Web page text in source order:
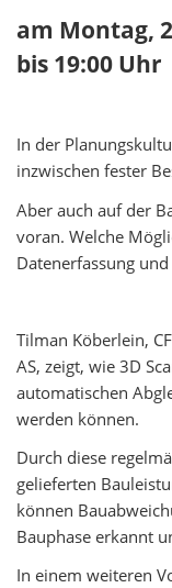
am Montag,
bis 19:00 Uhr
In der
inzwischen fester
Aber auch auf der
voran. Welche
Datenerfassung und
Tilman Köberlein,
AS, zeigt, wie 3D
automatischen
werden können.
Durch diese
gelieferten
können
Bauphase erkannt
In einem weiteren